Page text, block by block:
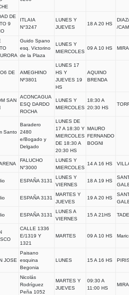
DE
9
ITLAIA
N°3247
LUNES Y
JUEVES
18 A 20 HS
/
Guido Spano
esq. Victorino
de la Plaza
LUNES Y
MIERCOLES
09 A 10 HS
DE
AMEGHINO
Nº3801
LUNES 17
HS Y
JUEVES 19
HS
AQUINO
BRENDA
SAN
ACONCAGUA
ESQ DARDO
ROCHA
LUNES Y
MIERCOLES
18:30 A
20:30 HS
Santo
Baradero
2480
e/Bogado y
Delgado
LUNES DE
17 A 18:30 Y
MIERCOLES
DE 18:30 A
20:30 HS
MAURO
FERNANDO
BOGNI
FALUCHO
N°3000
LUNES Y
MIERCOLES
14 A 16 HS
ESPAÑA 3131
LUNES Y
VIERNES
18 A 19 HS
ESPAÑA 3131
MARTES Y
JUEVES
19 A 20 HS
ESPAÑA 3131
LUNES A
VIERNES
15 A 21HS
CALLE 1336
E/1319 Y
1321
MARTES 09 A 10 HS
JOSE
Paisano
esquina
Begonia
LUNES 15 A 16 HS
Nicolás
Rodríguez
Peña 1052
MARTES Y
JUEVES
09:30 A
11:00 HS